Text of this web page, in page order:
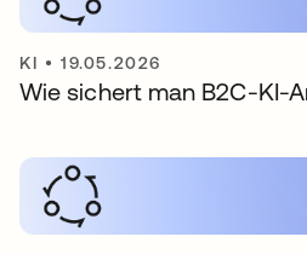
KI •19.05.2026
Wie sichert man B2C-KI-